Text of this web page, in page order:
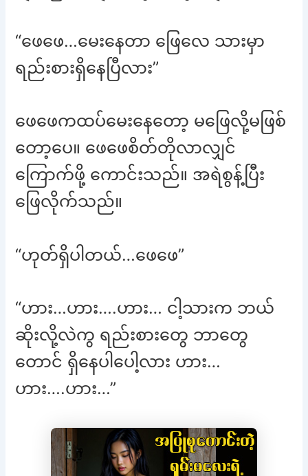
“ဖေဖေ…မေးနေတာ ဖြေလေ သားမှာ
ရည်းစားရှိနေပြီလား”
ဖေဖေကထပ်မေးနေတော့ မဖြေလို့မဖြစ်
တော့ပေ။ ဖေဖေစိတ်တိုလာလျှင်
ကြောက်ဖို့ ကောင်းသည်။ အရဲစွန့်ပြီး
ဖြေလိုက်သည်။
“ဟုတ်ရှိပါတယ်…ဖေဖေ”
“ဟား…ဟား….ဟား… ငါ့သားက ဘယ်
ဆိုးလို့လဲကွ ရည်းစားတွေ ဘာတွေ
တောင် ရှိနေပါပေါ့လား ဟား…
ဟား….ဟား…”